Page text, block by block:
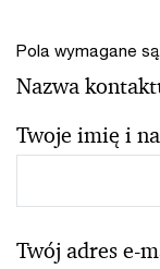
Pola wymagane
Nazwa
Twoje imię i
Twój adres e-